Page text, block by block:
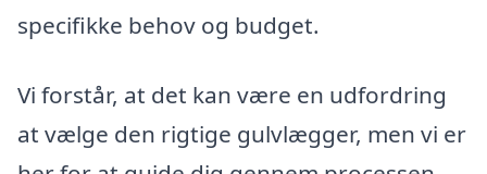
specifikke behov og budget.
Vi forstår, at det kan være en udfordring
at vælge den rigtige gulvlægger, men vi er